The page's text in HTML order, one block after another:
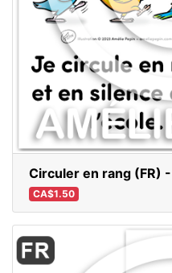
Circuler en rang (FR)
CA$1.50